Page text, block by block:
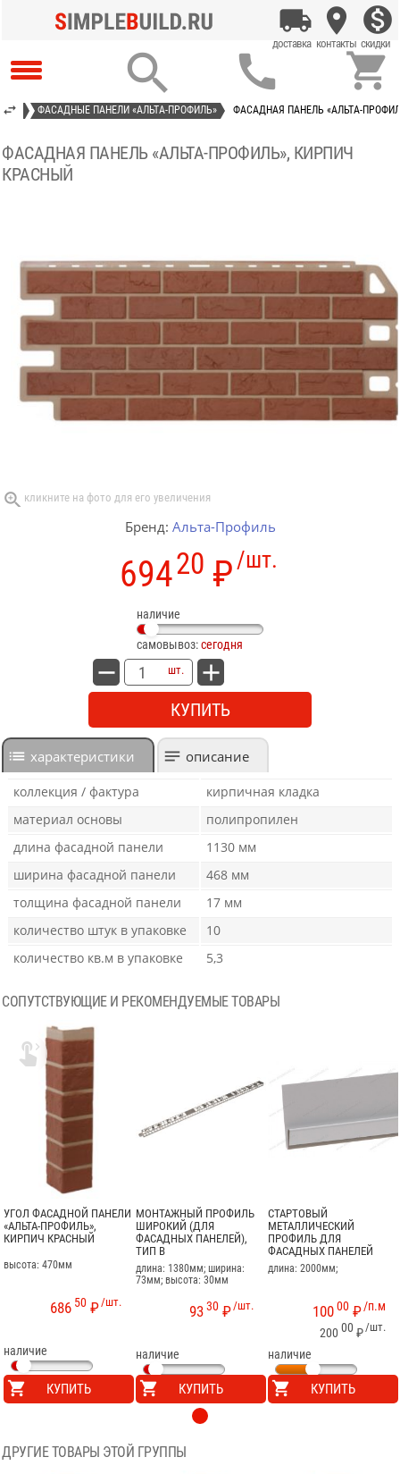
  
ФАСАДНЫЕ ПАНЕЛИ «АЛЬТА-ПРОФИЛЬ» ФАСАДНАЯ ПАНЕЛЬ «АЛЬТА-
ФАСАДНАЯ ПАНЕЛЬ «АЛЬТА-ПРОФИЛЬ», КИРПИЧ
КРАСНЫЙ
Бренд: Альта-Профиль
/шт.
69420 ₽
наличие
самовывоз:сегодня
шт.
КУПИТЬ
характеристики описание
коллекция / фактура
кирпичная кладка
материал основы
полипропилен
длина фасадной панели
1130 мм
ширина фасадной панели
468 мм
толщина фасадной панели
17 мм
количество штук в упаковке
10
количество кв.м в упаковке
5,3
СОПУТСТВУЮЩИЕ И РЕКОМЕНДУЕМЫЕ ТОВАРЫ
УГОЛ ФАСАДНОЙ ПАНЕЛИ
«АЛЬТА-ПРОФИЛЬ»,
КИРПИЧ КРАСНЫЙ
высота: 470мм
/шт.
686 50 ₽
наличие
КУПИТЬ
МОНТАЖНЫЙ ПРОФИЛЬ
ШИРОКИЙ (ДЛЯ
ФАСАДНЫХ ПАНЕЛЕЙ),
ТИП B
длина: 1380мм; ширина:
73мм; высота: 30мм
/шт.
9330 ₽
наличие
КУПИТЬ
СТАРТОВЫЙ
МЕТАЛЛИЧЕСКИЙ
ПРОФИЛЬ ДЛЯ
ФАСАДНЫХ ПАНЕЛЕЙ
длина: 2000мм;
/п.м
10000 ₽
/шт.
200 00 ₽
наличие
КУПИТЬ

ДРУГИЕ ТОВАРЫ ЭТОЙ ГРУППЫ